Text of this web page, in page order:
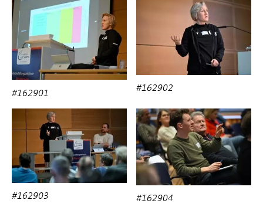
#162901 #162902
#162903 #162904